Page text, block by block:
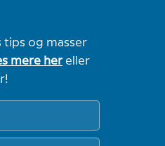
tips og masser
mere hereller